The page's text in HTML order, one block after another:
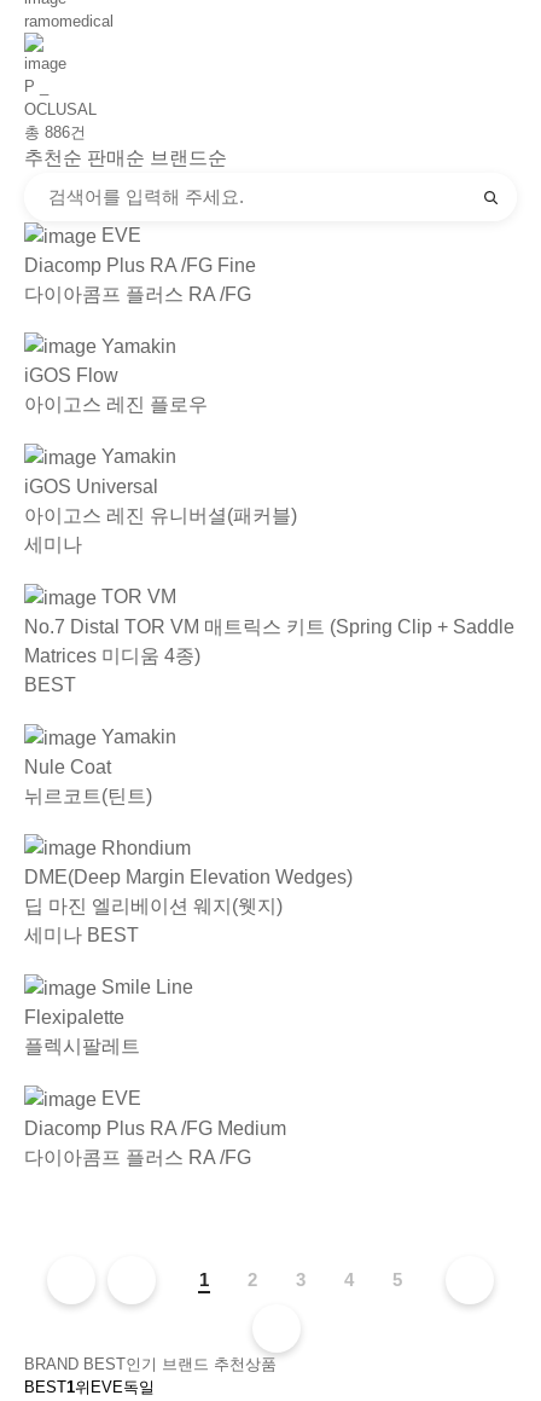
ramomedical
P _
OCLUSAL
총 886건
추천순 판매순 브랜드순
EVE
Diacomp Plus RA /FG Fine
다이아콤프 플러스 RA /FG
Yamakin
iGOS Flow
아이고스 레진 플로우
Yamakin
iGOS Universal
아이고스 레진 유니버셜(패커블)
세미나
TOR VM
No.7 Distal TOR VM 매트릭스 키트 (Spring Clip + Saddle
Matrices 미디움 4종)
BEST
Yamakin
Nule Coat
뉘르코트(틴트)
Rhondium
DME(Deep Margin Elevation Wedges)
딥 마진 엘리베이션 웨지(웻지)
세미나 BEST
Smile Line
Flexipalette
플렉시팔레트
EVE
Diacomp Plus RA /FG Medium
다이아콤프 플러스 RA /FG
1 2 3 4 5
BRAND BEST인기 브랜드 추천상품
BEST1위 EVE독일